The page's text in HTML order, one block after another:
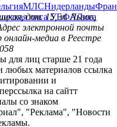
МЛСНидерланды
лига УЕФАЛига
дом. 15, м. Львов,
электронной почты
медиа в Реестре
для лиц старше 21 года
любых материалов ссылка
и
на сайтт
со знаком
"Реклама", "Новости